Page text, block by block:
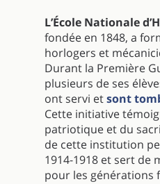
L’École Nationale
fondée en 1848, a
horlogers et
Durant la Première
plusieurs de ses
ont servi etsont
Cette initiative
patriotique et du
de cette institution
1914-1918 et sert de
pour les générations